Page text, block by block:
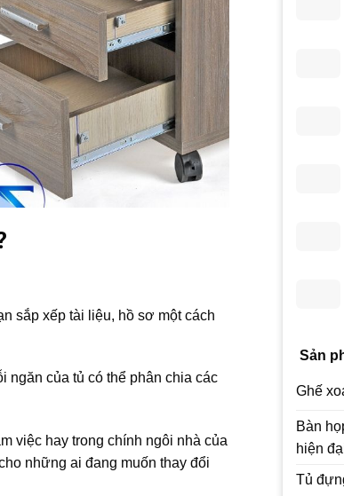
sắp xếp tài liệu, hồ sơ một cách
ngăn của tủ có thể phân chia các
việc hay trong chính ngôi nhà của
những ai đang muốn thay đổi
Sản
Ghế
Bàn
hiện
Tủ